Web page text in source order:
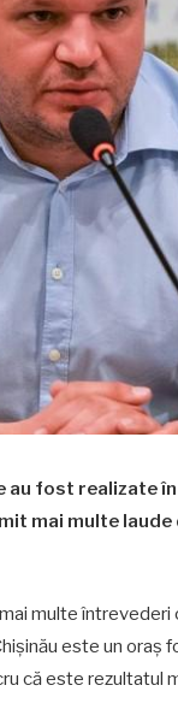
au fost realizate
mai multe
multe
este un oraș
că este rezultatul